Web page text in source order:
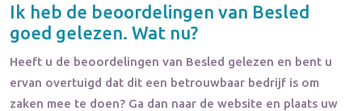
Ik heb de beoordelingen van Besled
goed gelezen. Wat nu?
Heeft u de beoordelingen van Besled gelezen en bent u
ervan overtuigd dat dit een betrouwbaar bedrijf is om
zaken mee te doen? Ga dan naar de website en plaats uw